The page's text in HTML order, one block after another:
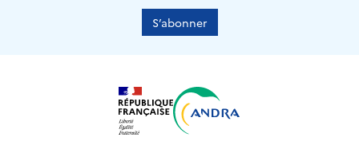
S’abonner